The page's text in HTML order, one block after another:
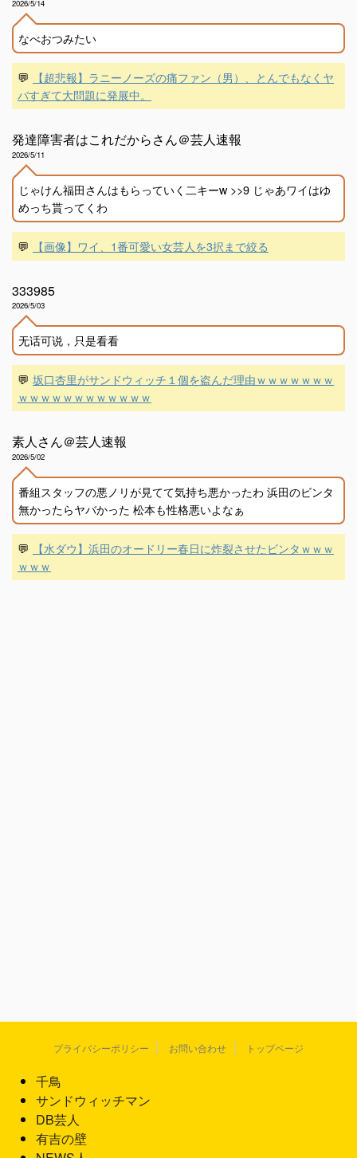
2026/5/14
なべおつみたい
💬
【超悲報】ラニーノーズの痛ファン（男）、とんでもなくヤ
バすぎて大問題に発展中。
発達障害者はこれだからさん＠芸人速報
2026/5/11
じゃけん福田さんはもらっていく二キーw >>9 じゃあワイはゆ
めっち貰ってくわ
💬 【画像】ワイ、1番可愛い女芸人を3択まで絞る
333985
2026/5/03
无话可说，只是看看
💬 坂口杏里がサンドウィッチ１個を盗んだ理由ｗｗｗｗｗｗｗ
ｗｗｗｗｗｗｗｗｗｗｗｗ
素人さん＠芸人速報
2026/5/02
番組スタッフの悪ノリが見てて気持ち悪かったわ 浜田のビンタ
無かったらヤバかった 松本も性格悪いよなぁ
💬
【水ダウ】浜田のオードリー春日に炸裂させたビンタｗｗｗ
ｗｗｗ
プライバシーポリシー お問い合わせ トップページ
千鳥
サンドウィッチマン
DB芸人
有吉の壁